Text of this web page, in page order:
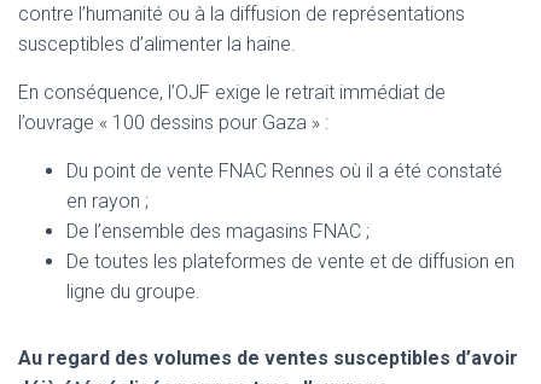
contre l’humanité ou à la diffusion de représentations
susceptibles d’alimenter la haine.
En conséquence, l’OJF exige le retrait immédiat de
l’ouvrage « 100 dessins pour Gaza » :
Du point de vente FNAC Rennes où il a été constaté
en rayon ;
De l’ensemble des magasins FNAC ;
De toutes les plateformes de vente et de diffusion en
ligne du groupe.
Au regard des volumes de ventes susceptibles d’avoir